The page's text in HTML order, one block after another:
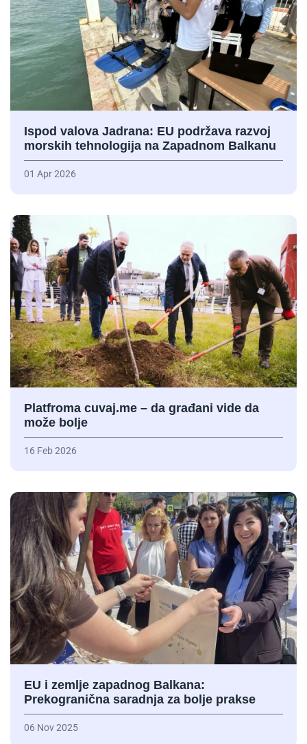
Ispod valova Jadrana: EU podržava razvoj
morskih tehnologija na Zapadnom Balkanu
01 Apr 2026
Platfroma cuvaj.me – da građani vide da
može bolje
16 Feb 2026
EU i zemlje zapadnog Balkana:
Prekogranična saradnja za bolje prakse
06 Nov 2025